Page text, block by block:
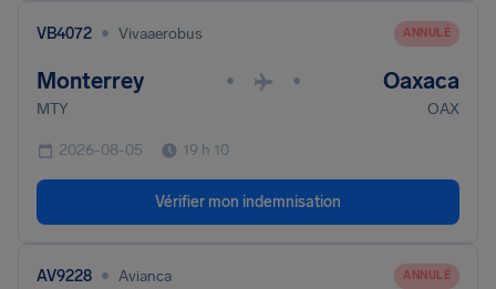
VB4072 • Vivaaerobus ANNULÉ
Monterrey • • Oaxaca
MTY OAX
2026-08-05 19 h 10
Vérifier mon indemnisation
AV9228 • Avianca ANNULÉ